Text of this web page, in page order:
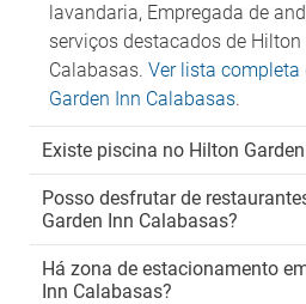
lavandaria, Empregada de
serviços destacados de Hilton
Calabasas. Ver lista completa
Garden Inn Calabasas.
Existe piscina no Hilton
Posso desfrutar de
Garden Inn Calabasas?
Há zona de estacionamento
Inn Calabasas?